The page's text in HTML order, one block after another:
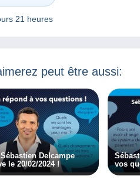
21 heures
peut être aussi:
Delcampe
le 20/02/2024 !
vos
vidéo